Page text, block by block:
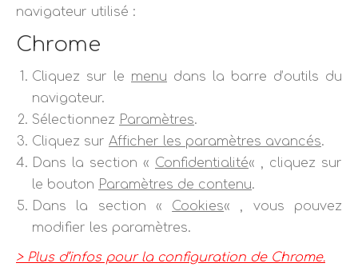
navigateur utilisé :
Chrome
Cliquez sur le menu dans la barre d’outils du
navigateur.
Sélectionnez Paramètres.
Cliquez sur Afficher les paramètres avancés.
Dans la section « Confidentialité« , cliquez sur
le bouton Paramètres de contenu.
Dans la section « Cookies« , vous pouvez
modifier les paramètres.
> Plus d’infos pour la configuration de Chrome.